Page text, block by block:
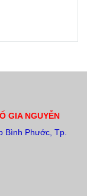
GIA NGUYỄN
Bình Phước, Tp.